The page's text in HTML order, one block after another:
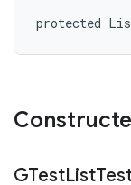
protected
GTestList